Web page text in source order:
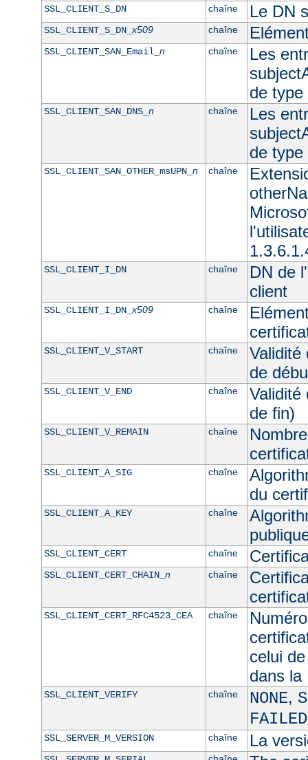
SSL_CLIENT_S_DN chaîne Le DN
SSL_CLIENT_S_DN_x509 chaîne
SSL_CLIENT_SAN_Email_ n chaîne
Les
de type
SSL_CLIENT_SAN_DNS_ n chaîne
Les
de type
SSL_CLIENT_SAN_OTHER_msUPN_ n chaîne
SSL_CLIENT_I_DN chaîne
DN de
client
SSL_CLIENT_I_DN_x509 chaîne
SSL_CLIENT_V_START chaîne
Validité
de
SSL_CLIENT_V_END chaîne
Validité
de fin)
SSL_CLIENT_V_REMAIN chaîne
SSL_CLIENT_A_SIG chaîne
du
SSL_CLIENT_A_KEY chaîne
SSL_CLIENT_CERT chaîne
SSL_CLIENT_CERT_CHAIN_ n chaîne
SSL_CLIENT_CERT_RFC4523_CEA chaîne
celui
dans la
SSL_CLIENT_VERIFY chaîne NONE,
SSL_SERVER_M_VERSION chaîne La